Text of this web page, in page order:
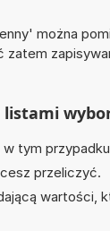
można
listami
w tym
przeliczyć.
wartości,